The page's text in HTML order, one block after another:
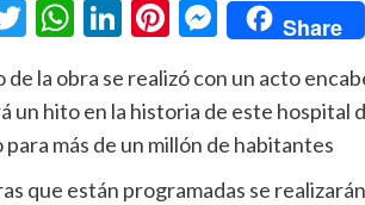
Twitter
WhatsApp
LinkedIn
Pinterest
Share
de la obra se realizó con un acto
un hito en la historia de este hospital
más de un millón de habitantes
que están programadas se